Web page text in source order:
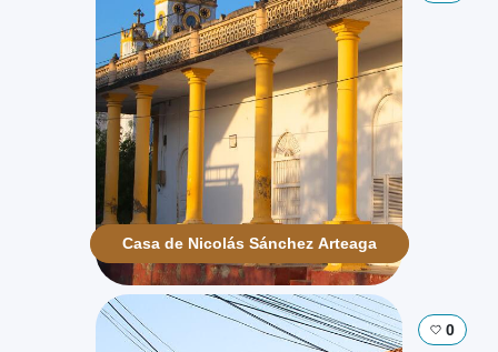
Casa de Nicolás Sánchez Arteaga
0